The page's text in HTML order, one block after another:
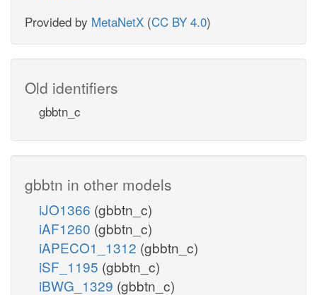
Provided by MetaNetX (CC BY 4.0)
Old identifiers
gbbtn_c
gbbtn in other models
iJO1366 (gbbtn_c)
iAF1260 (gbbtn_c)
iAPECO1_1312 (gbbtn_c)
iSF_1195 (gbbtn_c)
iBWG_1329 (gbbtn_c)